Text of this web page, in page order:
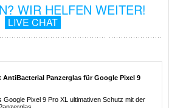
WIR HELFEN WEITER!
LIVE CHAT
AntiBacterial Panzerglas für Google Pixel 9
Google Pixel 9 Pro XL ultimativen Schutz mit der